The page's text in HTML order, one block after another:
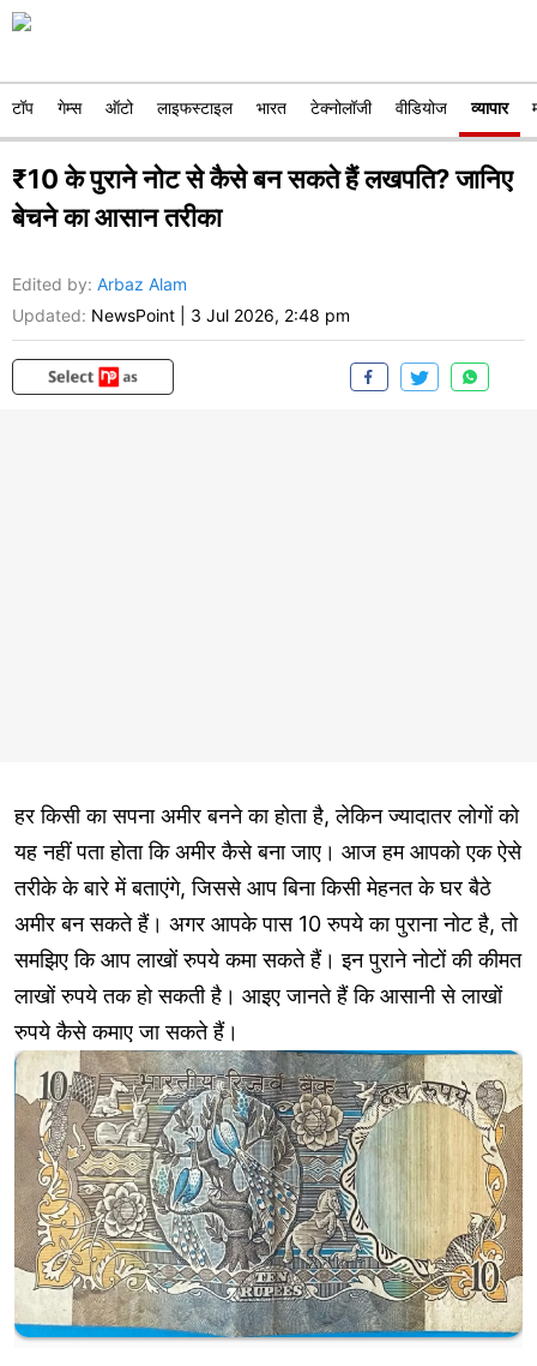
टॉप गेम्स ऑटो लाइफस्टाइल भारत टेक्नोलॉजी वीडियोज व्यापार
₹10 के पुराने नोट से कैसे बन सकते हैं लखपति? जानिए
बेचने का आसान तरीका
Edited by: Arbaz Alam
Updated: NewsPoint 3 Jul 2026, 2:48 pm
हर किसी का सपना अमीर बनने का होता है, लेकिन ज्यादातर लोगों को
यह नहीं पता होता कि अमीर कैसे बना जाए। आज हम आपको एक ऐसे
तरीके के बारे में बताएंगे, जिससे आप बिना किसी मेहनत के घर बैठे
अमीर बन सकते हैं। अगर आपके पास 10 रुपये का पुराना नोट है, तो
समझिए कि आप लाखों रुपये कमा सकते हैं। इन पुराने नोटों की कीमत
लाखों रुपये तक हो सकती है। आइए जानते हैं कि आसानी से लाखों
रुपये कैसे कमाए जा सकते हैं।